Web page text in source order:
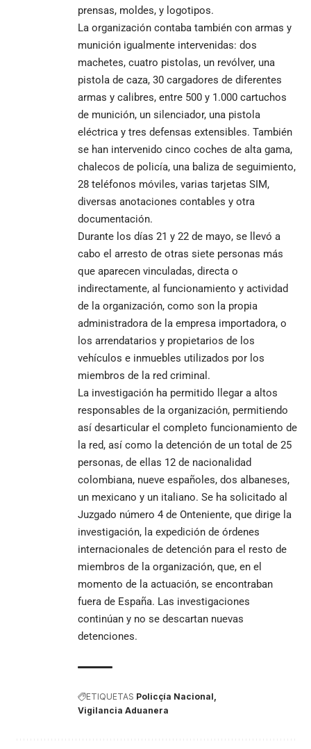
prensas, moldes, y logotipos.
La organización contaba también con armas y
munición igualmente intervenidas: dos
machetes, cuatro pistolas, un revólver, una
pistola de caza, 30 cargadores de diferentes
armas y calibres, entre 500 y 1.000 cartuchos
de munición, un silenciador, una pistola
eléctrica y tres defensas extensibles. También
se han intervenido cinco coches de alta gama,
chalecos de policía, una baliza de seguimiento,
28 teléfonos móviles, varias tarjetas SIM,
diversas anotaciones contables y otra
documentación.
Durante los días 21 y 22 de mayo, se llevó a
cabo el arresto de otras siete personas más
que aparecen vinculadas, directa o
indirectamente, al funcionamiento y actividad
de la organización, como son la propia
administradora de la empresa importadora, o
los arrendatarios y propietarios de los
vehículos e inmuebles utilizados por los
miembros de la red criminal.
La investigación ha permitido llegar a altos
responsables de la organización, permitiendo
así desarticular el completo funcionamiento de
la red, así como la detención de un total de 25
personas, de ellas 12 de nacionalidad
colombiana, nueve españoles, dos albaneses,
un mexicano y un italiano. Se ha solicitado al
Juzgado número 4 de Onteniente, que dirige la
investigación, la expedición de órdenes
internacionales de detención para el resto de
miembros de la organización, que, en el
momento de la actuación, se encontraban
fuera de España. Las investigaciones
continúan y no se descartan nuevas
detenciones.
ETIQUETAS Policçía Nacional
Vigilancia Aduanera